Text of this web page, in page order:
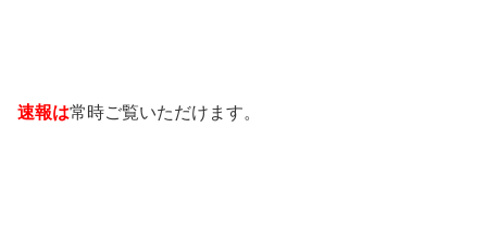
速報は常時ご覧いただけます。